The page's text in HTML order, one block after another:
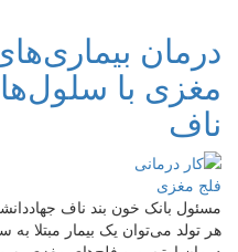
درمان
مغزی با
ناف
مسئول بانک خون بند ناف
هر تولد می‌توان یک بیمار مبتلا